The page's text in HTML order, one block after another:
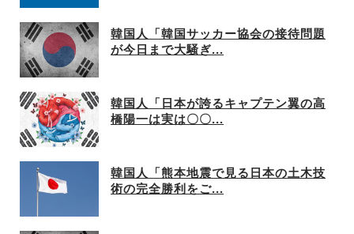
韓国人「韓国サッカー協会の接待問題
が今日まで大騒ぎ...
韓国人「日本が誇るキャプテン翼の高
橋陽一は実は〇〇...
韓国人「熊本地震で見る日本の土木技
術の完全勝利をご...